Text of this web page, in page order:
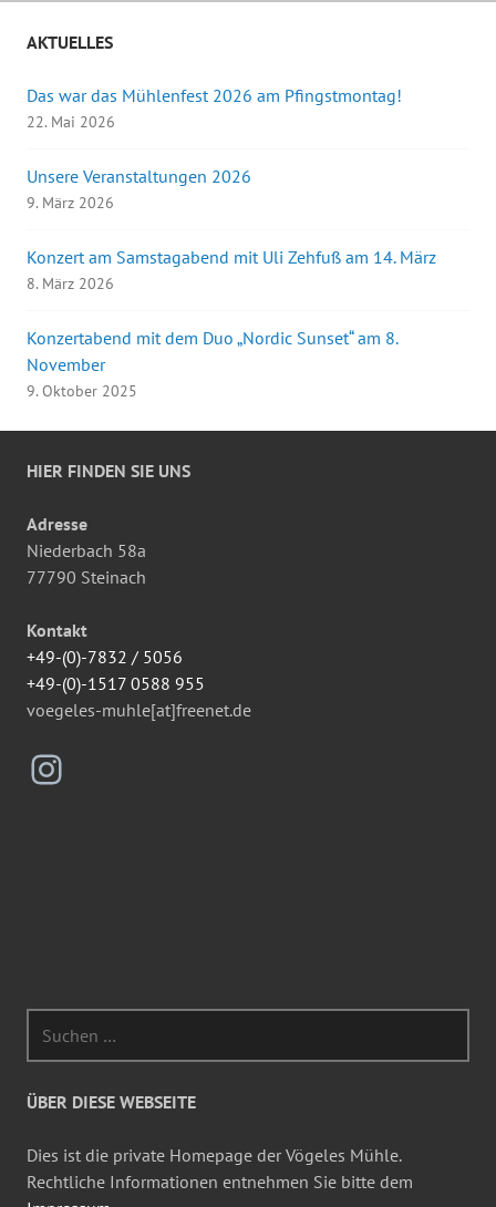
AKTUELLES
Das war das Mühlenfest 2026 am Pfingstmontag!
22. Mai 2026
Unsere Veranstaltungen 2026
9. März 2026
Konzert am Samstagabend mit Uli Zehfuß am 14. März
8. März 2026
Konzertabend mit dem Duo „Nordic Sunset“ am 8.
November
9. Oktober 2025
HIER FINDEN SIE UNS
Adresse
Niederbach 58a
77790 Steinach
Kontakt
+49-(0)-7832 / 5056
+49-(0)-1517 0588 955
voegeles-muhle[at]freenet.de
Instagram
nach:
ÜBER DIESE WEBSEITE
Dies ist die private Homepage der Vögeles Mühle.
Rechtliche Informationen entnehmen Sie bitte dem